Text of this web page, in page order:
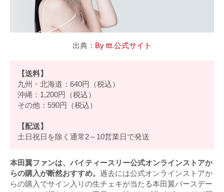
出典： By ttt.公式サイト
【送料】
九州・北海道：640円（税込）
沖縄：1,200円（税込）
その他：590円（税込）
【配送】
土日祝日を除く通常2～10営業日で発送
本田翼ファンは、バイティースリー公式オンラインストアか
らの購入が断然おすすめ。 過去には公式オンラインストアか
らの購入でサイン入りの生チェキが当たる本田翼バースデー